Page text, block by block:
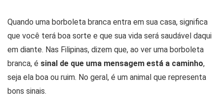
Quando uma borboleta branca entra em sua casa, significa
que você terá boa sorte e que sua vida será saudável daqui
em diante. Nas Filipinas, dizem que, ao ver uma borboleta
branca, é sinal de que uma mensagem está a caminho,
seja ela boa ou ruim. No geral, é um animal que representa
bons sinais.